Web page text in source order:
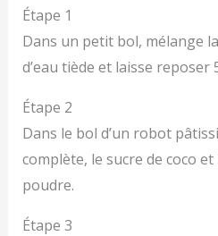
Étape 1
Dans un petit bol, mélange
d’eau tiède et laisse reposer
Étape 2
Dans le bol d’un robot
complète, le sucre de coco
poudre.
Étape 3